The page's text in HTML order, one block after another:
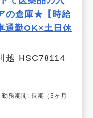
の倉庫★【時給
通勤OK×土日休
越-HSC78114
務期間: 長期（3ヶ月